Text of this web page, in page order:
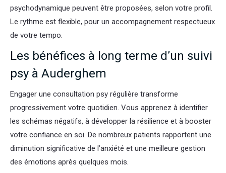
psychodynamique peuvent être proposées, selon votre profil.
Le rythme est flexible, pour un accompagnement respectueux
de votre tempo.
Les bénéfices à long terme d’un suivi
psy à Auderghem
Engager une consultation psy régulière transforme
progressivement votre quotidien. Vous apprenez à identifier
les schémas négatifs, à développer la résilience et à booster
votre confiance en soi. De nombreux patients rapportent une
diminution significative de l’anxiété et une meilleure gestion
des émotions après quelques mois.